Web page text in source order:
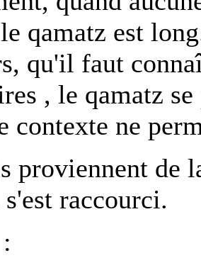
qamatz est
qu'il faut
, le qamatz
contexte ne
proviennent de
raccourci.